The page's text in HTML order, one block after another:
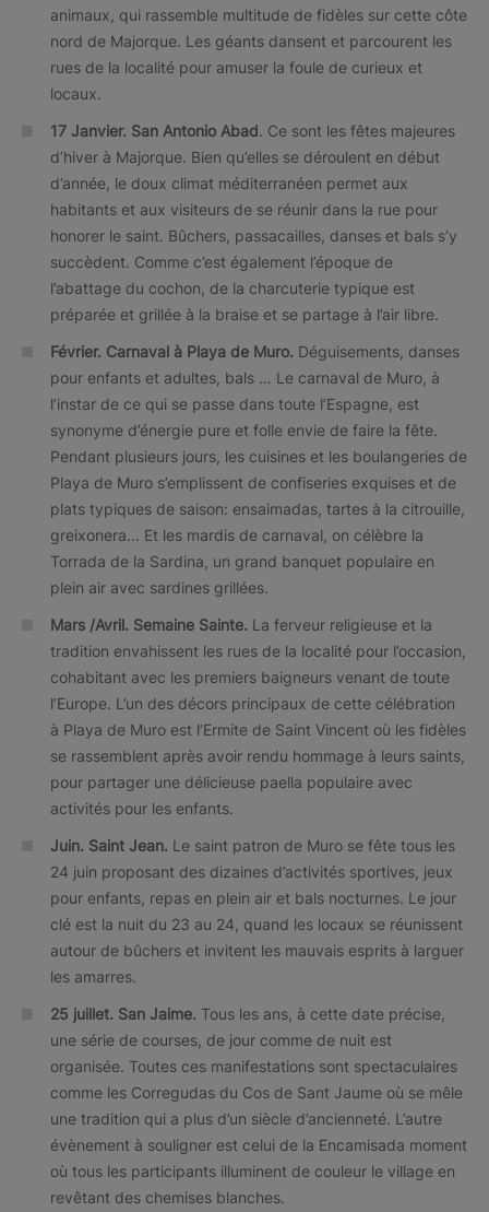
animaux, qui rassemble multitude de fidèles sur cette côte
nord de Majorque. Les géants dansent et parcourent les
rues de la localité pour amuser la foule de curieux et
locaux.
17 Janvier. San Antonio Abad. Ce sont les fêtes majeures
d’hiver à Majorque. Bien qu’elles se déroulent en début
d’année, le doux climat méditerranéen permet aux
habitants et aux visiteurs de se réunir dans la rue pour
honorer le saint. Bûchers, passacailles, danses et bals s’y
succèdent. Comme c’est également l’époque de
l’abattage du cochon, de la charcuterie typique est
préparée et grillée à la braise et se partage à l’air libre.
Février. Carnaval à Playa de Muro. Déguisements, danses
pour enfants et adultes, bals … Le carnaval de Muro, à
l’instar de ce qui se passe dans toute l’Espagne, est
synonyme d’énergie pure et folle envie de faire la fête.
Pendant plusieurs jours, les cuisines et les boulangeries de
Playa de Muro s’emplissent de confiseries exquises et de
plats typiques de saison: ensaimadas, tartes à la citrouille,
greixonera… Et les mardis de carnaval, on célèbre la
Torrada de la Sardina, un grand banquet populaire en
plein air avec sardines grillées.
Mars /Avril. Semaine Sainte. La ferveur religieuse et la
tradition envahissent les rues de la localité pour l’occasion,
cohabitant avec les premiers baigneurs venant de toute
l’Europe. L’un des décors principaux de cette célébration
à Playa de Muro est l’Ermite de Saint Vincent où les fidèles
se rassemblent après avoir rendu hommage à leurs saints,
pour partager une délicieuse paella populaire avec
activités pour les enfants.
Juin. Saint Jean. Le saint patron de Muro se fête tous les
24 juin proposant des dizaines d’activités sportives, jeux
pour enfants, repas en plein air et bals nocturnes. Le jour
clé est la nuit du 23 au 24, quand les locaux se réunissent
autour de bûchers et invitent les mauvais esprits à larguer
les amarres.
25 juillet. San Jaime. Tous les ans, à cette date précise,
une série de courses, de jour comme de nuit est
organisée. Toutes ces manifestations sont spectaculaires
comme les Corregudas du Cos de Sant Jaume où se mêle
une tradition qui a plus d’un siècle d’ancienneté. L’autre
évènement à souligner est celui de la Encamisada moment
où tous les participants illuminent de couleur le village en
revêtant des chemises blanches.